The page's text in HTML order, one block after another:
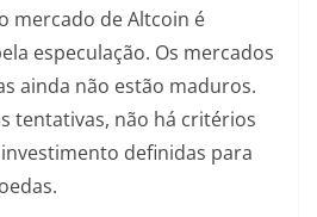
mercado de Altcoin é
especulação. Os mercados
ainda não estão maduros.
tentativas, não há critérios
definidas para